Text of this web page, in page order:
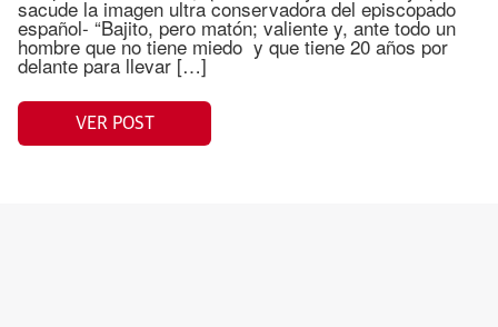
sacude la imagen ultra conservadora del episcopado
español- “Bajito, pero matón; valiente y, ante todo un
hombre que no tiene miedo y que tiene 20 años por
delante para llevar […]
VER POST